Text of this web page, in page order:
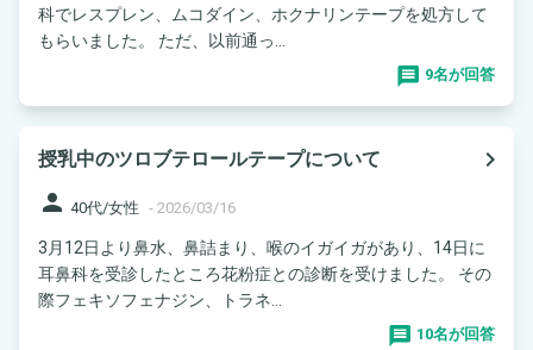
科でレスプレン、ムコダイン、ホクナリンテープを処方して
もらいました。 ただ、以前通っ...
9名が回答
授乳中のツロブテロールテープについて
navigate_next
person 40代/女性 - 2026/03/16
3月12日より鼻水、鼻詰まり、喉のイガイガがあり、14日に
耳鼻科を受診したところ花粉症との診断を受けました。 その
際フェキソフェナジン、トラネ...
10名が回答